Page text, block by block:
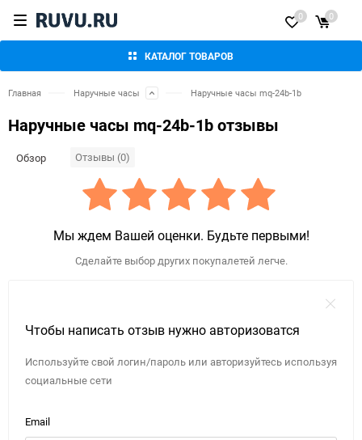
КАТАЛОГ ТОВАРОВ
0 0
Главная Наручные часы Наручные часы mq-24b-1b
Наручные часы mq-24b-1b отзывы
Обзор Отзывы (0)
Мы ждем Вашей оценки. Будьте первыми!
Сделайте выбор других покупалетей легче.
Чтобы написать отзыв нужно авторизоватся
Используйте свой логин/пароль или авторизуйтесь используя
социальные сети
Email